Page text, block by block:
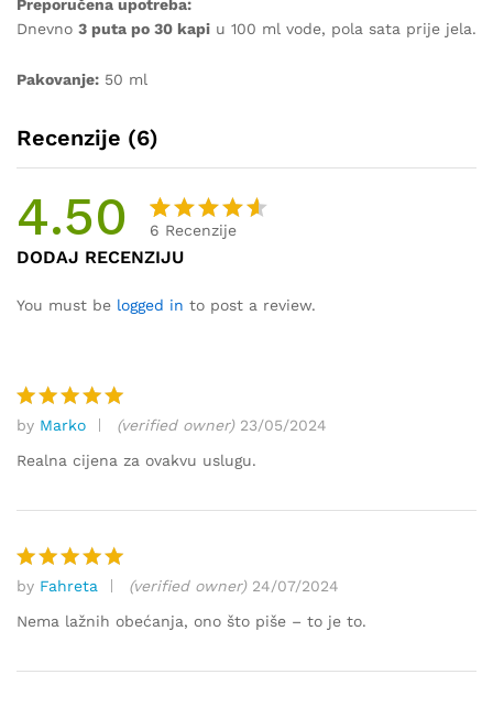
Preporučena upotreba:
Dnevno 3 puta po 30 kapi u 100 ml vode, pola sata prije jela.
Pakovanje: 50 ml
Recenzije (6)
4.50
Korisnič
ke
ocjene:
6
a)
6 Recenzije
DODAJ RECENZIJU
You must be logged in to post a review.
Ocjenjeno
5od 5
by Marko (verified owner) 23/05/2024
Realna cijena za ovakvu uslugu.
Ocjenjeno
5od 5
by Fahreta (verified owner) 24/07/2024
Nema lažnih obećanja, ono što piše – to je to.